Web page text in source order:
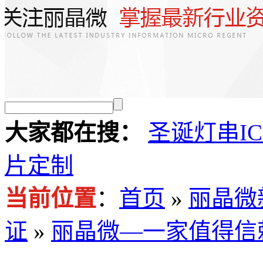
大家都在搜：
圣诞灯串
片定制
当前位置： 首页 » 丽晶
证 » 丽晶微—一家值得信